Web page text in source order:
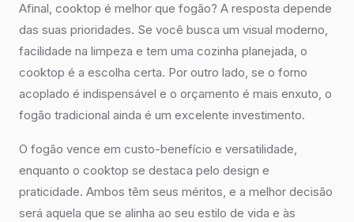
Afinal, cooktop é melhor que fogão? A resposta depende
das suas prioridades. Se você busca um visual moderno,
facilidade na limpeza e tem uma cozinha planejada, o
cooktop é a escolha certa. Por outro lado, se o forno
acoplado é indispensável e o orçamento é mais enxuto, o
fogão tradicional ainda é um excelente investimento.
O fogão vence em custo-benefício e versatilidade,
enquanto o cooktop se destaca pelo design e
praticidade. Ambos têm seus méritos, e a melhor decisão
será aquela que se alinha ao seu estilo de vida e às